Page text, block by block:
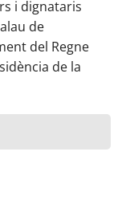
i dignataris
de
del Regne
de la